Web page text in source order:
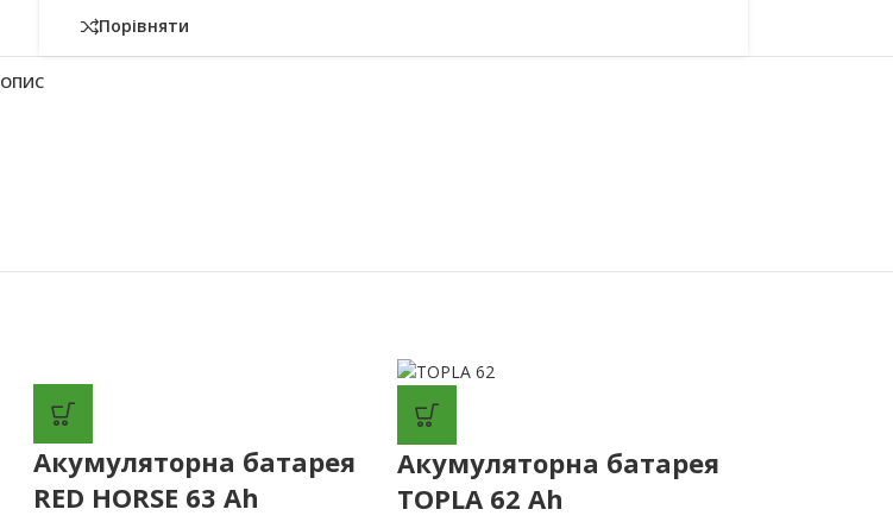
Порівняти
ОПИС
Акумуляторна батарея
RED HORSE 63 Ah
Акумуляторна батарея
TOPLA 62 Ah